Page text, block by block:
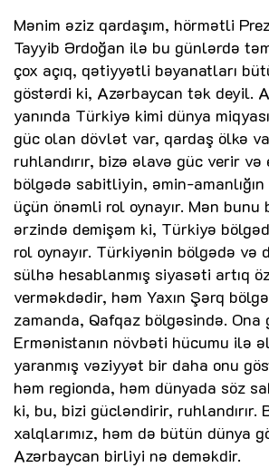
Mənim əziz qardaşım, hörmətli
Tayyib Ərdoğan ilə bu günlərdə
çox açıq, qətiyyətli bəyanatları
göstərdi ki, Azərbaycan tək deyil.
yanında Türkiyə kimi dünya
güc olan dövlət var, qardaş ölkə
ruhlandırır, bizə əlavə güc verir və
bölgədə sabitliyin, əmin-
üçün önəmli rol oynayır. Mən
ərzində demişəm ki, Türkiyə
rol oynayır. Türkiyənin bölgədə və
sülhə hesablanmış siyasəti artıq
verməkdədir, həm Yaxın Şərq
zamanda, Qafqaz bölgəsində. Ona
Ermənistanın növbəti hücumu ilə
yaranmış vəziyyət bir daha onu
həm regionda, həm dünyada söz
ki, bu, bizi gücləndirir, ruhlandırır.
xalqlarımız, həm də bütün dünya
Azərbaycan birliyi nə deməkdir.